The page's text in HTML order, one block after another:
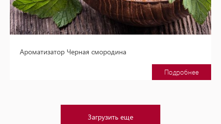
Ароматизатор Черная смородина
Подробнее
Загрузить еще